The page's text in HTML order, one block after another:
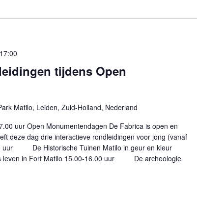
tijdens Open
17:00
Matilo, Leiden, Zuid-Holland, Nederland
uur Open Monumentendagen De Fabrica is open en
deze dag drie interactieve rondleidingen voor jong (vanaf
uur De Historische Tuinen Matilo in geur en kleur
in Fort Matilo 15.00-16.00 uur De archeologie